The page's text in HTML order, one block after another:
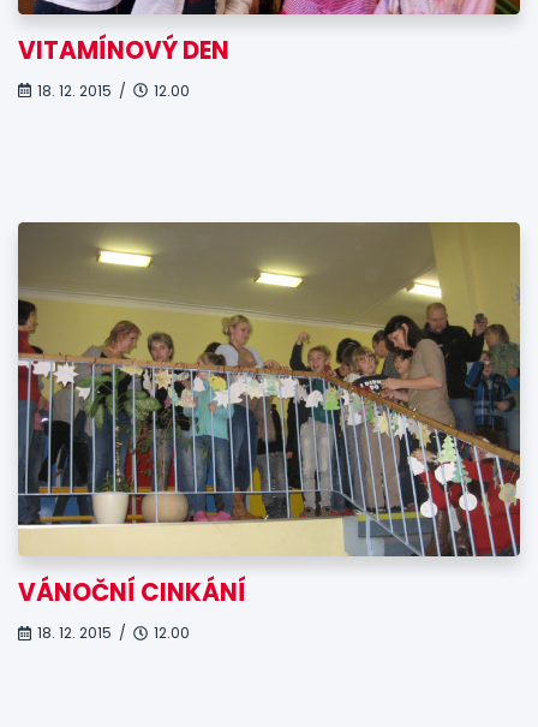
VITAMÍNOVÝ DEN
18. 12. 2015 / 12.00
VÁNOČNÍ CINKÁNÍ
18. 12. 2015 / 12.00